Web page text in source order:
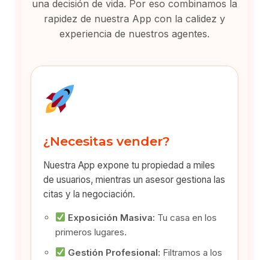
una decisión de vida. Por eso combinamos la
rapidez de nuestra App con la calidez y
experiencia de nuestros agentes.
¿Necesitas vender?
Nuestra App expone tu propiedad a miles
de usuarios, mientras un asesor gestiona las
citas y la negociación.
Exposición Masiva: Tu casa en los
primeros lugares.
Gestión Profesional: Filtramos a los